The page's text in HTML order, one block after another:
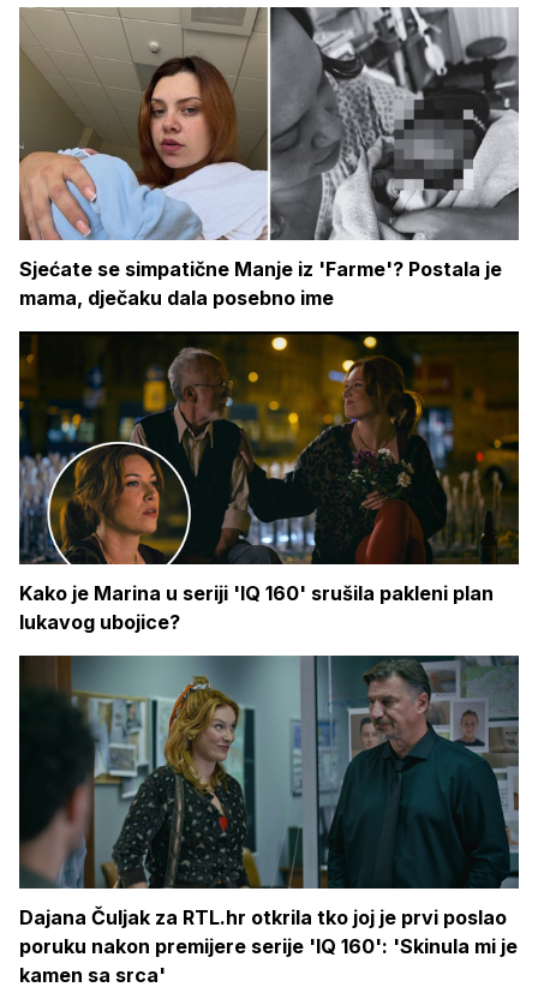
Sjećate se simpatične Manje iz 'Farme'? Postala je
mama, dječaku dala posebno ime
Kako je Marina u seriji 'IQ 160' srušila pakleni plan
lukavog ubojice?
Dajana Čuljak za RTL.hr otkrila tko joj je prvi poslao
poruku nakon premijere serije 'IQ 160': 'Skinula mi je
kamen sa srca'